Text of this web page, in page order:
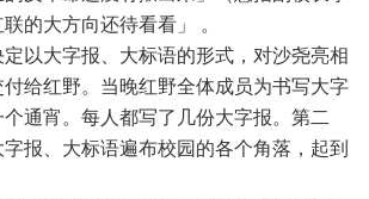
的大方向还待看看」
。
以大字报、大标语的形式，对沙尧亮相
给红野。当晚红野全体成员为书写大字
通宵。每人都写了几份大字报。第二
报、大标语遍布校园的各个角落，起到